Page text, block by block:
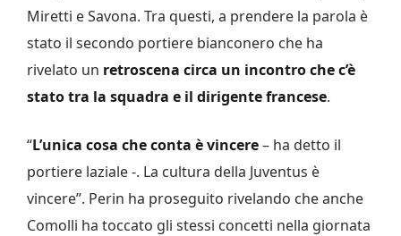
Miretti e Savona. Tra questi, a prendere la parola è
stato il secondo portiere bianconero che ha
rivelato un retroscena circa un incontro che c’è
stato tra la squadra e il dirigente francese.
“L’unica cosa che conta è vincere– ha detto il
portiere laziale -. La cultura della Juventus è
vincere”. Perin ha proseguito rivelando che anche
Comolli ha toccato gli stessi concetti nella giornata